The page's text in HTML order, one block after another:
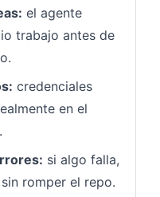
el agente
trabajo antes de
credenciales
en el
si algo falla,
romper el repo.